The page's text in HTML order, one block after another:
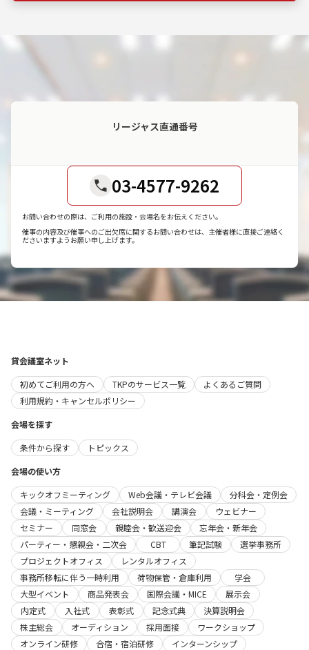
リージャス直通番号
03-4577-9262
お問い合わせの際は、ご利用の施設・会場名をお伝えください。
催事の内容及び催事へのご出欠席に関するお問い合わせは、主催者様に直接ご連絡く
ださいますようお願い申し上げます。
貸会議室ネット
初めてご利用の方へ
TKPのサービス一覧
よくあるご質問
利用規約・キャンセルポリシー
会場を探す
条件から探す
トピックス
会場の使い方
キックオフミーティング
Web会議・テレビ会議
分科会・定例会
会議・ミーティング
会社説明会 講演会
ウェビナー
セミナー
同窓会 親睦会・歓送迎会
忘年会・新年会
パーティー・懇親会・二次会
CBT 筆記試験
選挙事務所
プロジェクトオフィス
レンタルオフィス
事務所移転に伴う一時利用
荷物保管・倉庫利用
学会
大型イベント
商品発表会 国際会議・MICE
展示会
内定式
入社式 表彰式 記念式典
決算説明会
株主総会
オーディション 採用面接
ワークショップ
オンライン研修
合宿・宿泊研修
インターンシップ